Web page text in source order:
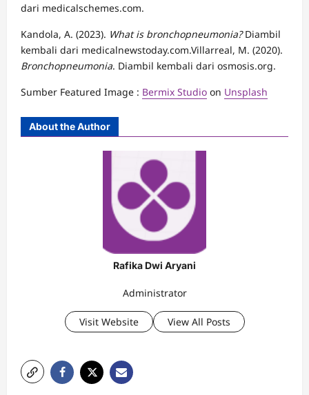
dari medicalschemes.com.
Kandola, A. (2023). What is bronchopneumonia?Diambil
kembali dari medicalnewstoday.com.Villarreal, M. (2020).
Bronchopneumonia. Diambil kembali dari osmosis.org.
Sumber Featured Image : Bermix Studio on Unsplash
About the Author
Rafika Dwi Aryani
Administrator
Visit Website View All Posts